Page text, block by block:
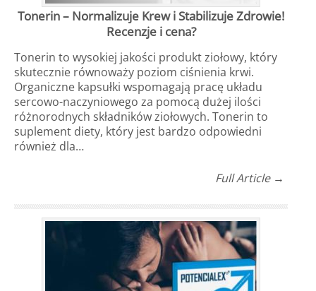
Tonerin – Normalizuje Krew i Stabilizuje Zdrowie!
Recenzje i cena?
Tonerin to wysokiej jakości produkt ziołowy, który
skutecznie równoważy poziom ciśnienia krwi.
Organiczne kapsułki wspomagają pracę układu
sercowo-naczyniowego za pomocą dużej ilości
różnorodnych składników ziołowych. Tonerin to
suplement diety, który jest bardzo odpowiedni
również dla…
Full Article →